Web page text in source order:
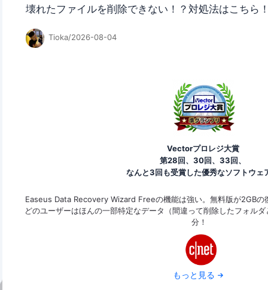
壊れたファイルを削除できない！？対処法はこちら
Tioka/2026-08-04
Vectorプロレジ大賞
第28回、30回、33回、
なんと3回も受賞した優秀なソフトウェ
Easeus Data Recovery Wizard Freeの機能は強い。無料版が2GBの
どのユーザーはほんの一部特定なデータ（間違って削除したフォル
分！
もっと見る